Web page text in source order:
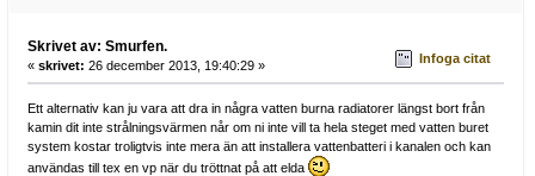
Skrivet av: Smurfen.
« skrivet: 26 december 2013, 19:40:29 » Infoga citat
Ett alternativ kan ju vara att dra in några vatten burna radiatorer längst bort från
kamin dit inte strålningsvärmen når om ni inte vill ta hela steget med vatten buret
system kostar troligtvis inte mera än att installera vattenbatteri i kanalen och kan
användas till tex en vp när du tröttnat på att elda